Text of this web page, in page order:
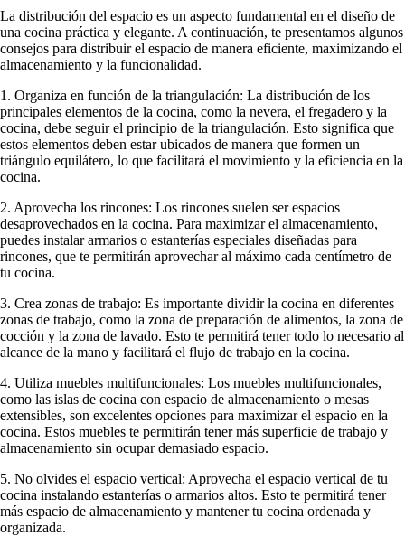
La distribución del espacio es un aspecto fundamental en el diseño de
una cocina práctica y elegante. A continuación, te presentamos algunos
consejos para distribuir el espacio de manera eficiente, maximizando el
almacenamiento y la funcionalidad.
1. Organiza en función de la triangulación: La distribución de los
principales elementos de la cocina, como la nevera, el fregadero y la
cocina, debe seguir el principio de la triangulación. Esto significa que
estos elementos deben estar ubicados de manera que formen un
triángulo equilátero, lo que facilitará el movimiento y la eficiencia en la
cocina.
2. Aprovecha los rincones: Los rincones suelen ser espacios
desaprovechados en la cocina. Para maximizar el almacenamiento,
puedes instalar armarios o estanterías especiales diseñadas para
rincones, que te permitirán aprovechar al máximo cada centímetro de
tu cocina.
3. Crea zonas de trabajo: Es importante dividir la cocina en diferentes
zonas de trabajo, como la zona de preparación de alimentos, la zona de
cocción y la zona de lavado. Esto te permitirá tener todo lo necesario al
alcance de la mano y facilitará el flujo de trabajo en la cocina.
4. Utiliza muebles multifuncionales: Los muebles multifuncionales,
como las islas de cocina con espacio de almacenamiento o mesas
extensibles, son excelentes opciones para maximizar el espacio en la
cocina. Estos muebles te permitirán tener más superficie de trabajo y
almacenamiento sin ocupar demasiado espacio.
5. No olvides el espacio vertical: Aprovecha el espacio vertical de tu
cocina instalando estanterías o armarios altos. Esto te permitirá tener
más espacio de almacenamiento y mantener tu cocina ordenada y
organizada.